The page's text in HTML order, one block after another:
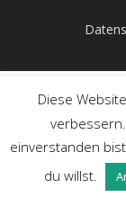
Diese
einverstanden
du willst.